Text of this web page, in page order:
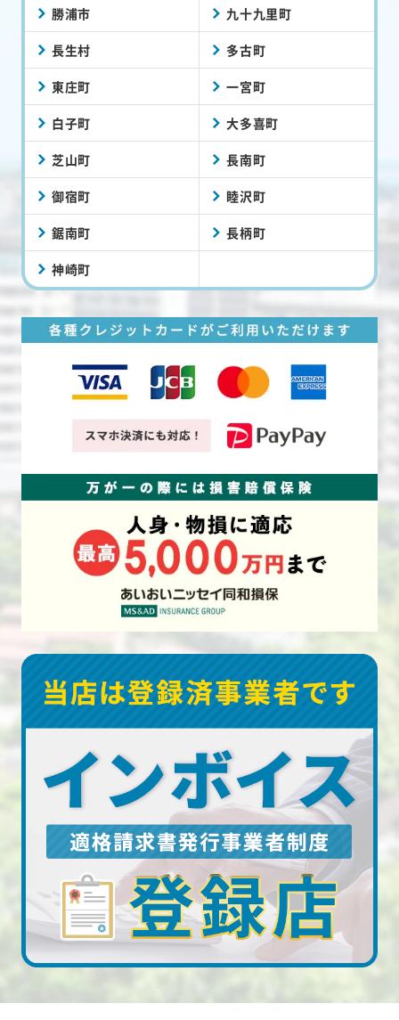
勝浦市 九十九里町
長生村 多古町
東庄町 一宮町
白子町 大多喜町
芝山町 長南町
御宿町 睦沢町
鋸南町 長柄町
神崎町